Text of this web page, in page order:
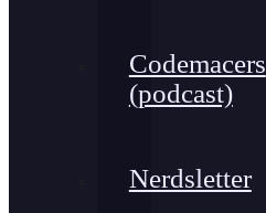
Codemacers
(podcast)
Nerdsletter